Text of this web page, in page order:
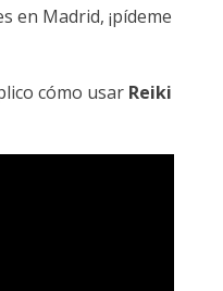
en Madrid, ¡pídeme
cómo usarReiki